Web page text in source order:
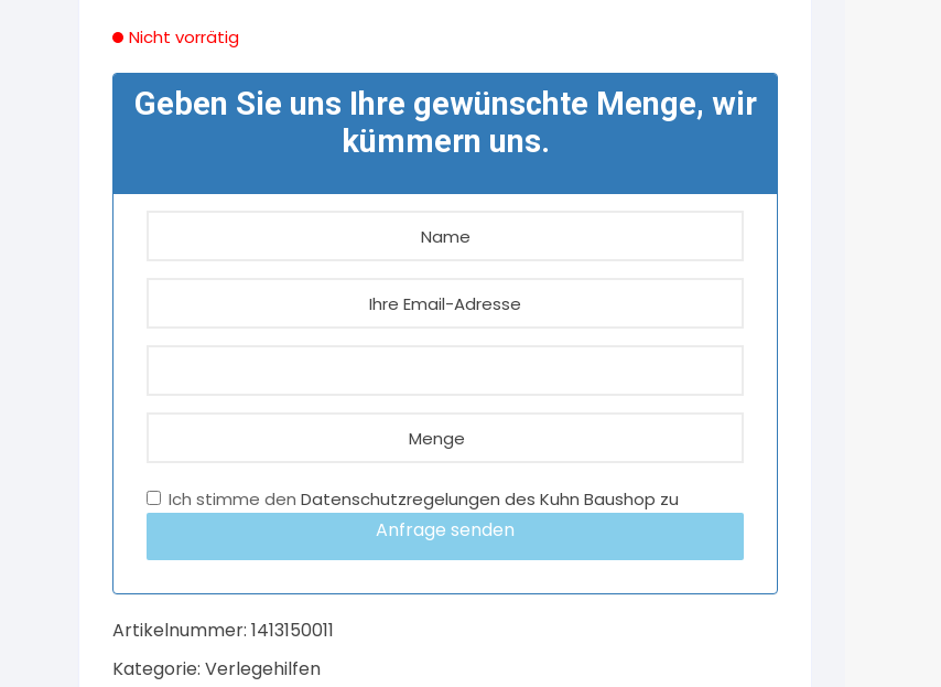
Nicht vorrätig
Geben Sie uns Ihre gewünschte Menge, wir
kümmern uns.
Ich stimme den Datenschutzregelungen des Kuhn Baushop zu
Anfrage senden
Artikelnummer: 1413150011
Kategorie: Verlegehilfen